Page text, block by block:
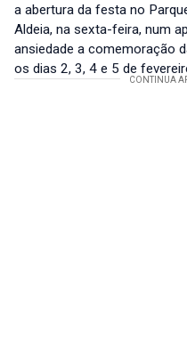
a abertura da festa no
Aldeia, na sexta-feira, num
ansiedade a comemoração
os dias 2, 3, 4 e 5 de